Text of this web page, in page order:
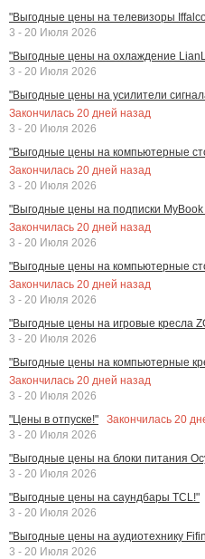
"Выгодные цены на телевизоры
3 - 20 Июля 2026
"Выгодные цены на охлаждение
3 - 20 Июля 2026
"Выгодные цены на усилители
Закончилась 20 дней назад
3 - 20 Июля 2026
"Выгодные цены на компьютерные
Закончилась 20 дней назад
3 - 20 Июля 2026
"Выгодные цены на подписки MyBook
Закончилась 20 дней назад
3 - 20 Июля 2026
"Выгодные цены на компьютерные
Закончилась 20 дней назад
3 - 20 Июля 2026
"Выгодные цены на игровые кресла
3 - 20 Июля 2026
"Выгодные цены на компьютерные
Закончилась 20 дней назад
3 - 20 Июля 2026
"Цены в отпуске!"
Закончилась 20
3 - 20 Июля 2026
"Выгодные цены на блоки питания
3 - 20 Июля 2026
"Выгодные цены на саундбары TCL!"
3 - 20 Июля 2026
"Выгодные цены на аудиотехнику
3 - 20 Июля 2026